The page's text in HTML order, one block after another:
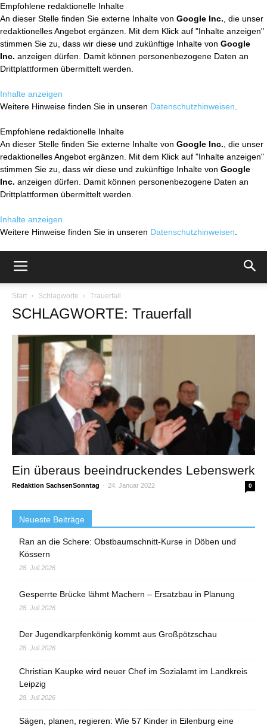
Empfohlene redaktionelle Inhalte
An dieser Stelle finden Sie externe Inhalte von Google Inc. , die unser
redaktionelles Angebot ergänzen. Mit dem Klick auf "Inhalte anzeigen"
stimmen Sie zu, dass wir diese und zukünftige Inhalte von Google
Inc. anzeigen dürfen. Damit können personenbezogene Daten an
Drittplattformen übermittelt werden.
Inhalte anzeigen
Weitere Hinweise finden Sie in unseren Datenschutzhinweisen
Empfohlene redaktionelle Inhalte
An dieser Stelle finden Sie externe Inhalte von Google Inc. , die unser
redaktionelles Angebot ergänzen. Mit dem Klick auf "Inhalte anzeigen"
stimmen Sie zu, dass wir diese und zukünftige Inhalte von Google
Inc. anzeigen dürfen. Damit können personenbezogene Daten an
Drittplattformen übermittelt werden.
Inhalte anzeigen
Weitere Hinweise finden Sie in unseren Datenschutzhinweisen
Start Schlagworte Trauerfall
SCHLAGWORTE: Trauerfall
Ein überaus beeindruckendes Lebenswerk
Redaktion SachsenSonntag - 24. Januar 2022 0
Neueste Beiträge
Ran an die Schere: Obstbaumschnitt-Kurse in Döben und
Kössern
28. Juli 2026
Gesperrte Brücke lähmt Machern – Ersatzbau in Planung
28. Juli 2026
Der Jugendkarpfenkönig kommt aus Großpötzschau
28. Juli 2026
Christian Kaupke wird neuer Chef im Sozialamt im Landkreis
Leipzig
28. Juli 2026
Sägen, planen, regieren: Wie 57 Kinder in Eilenburg eine